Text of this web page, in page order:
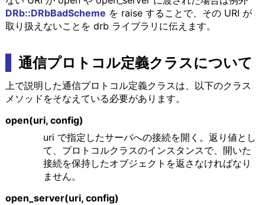
DRb::DRbBadScheme を raise することで、その URI が
取り扱えないことを drb ライブラリに伝えます。
通信プロトコル定義クラスについて
上で説明した通信プロトコル定義クラスは、以下のクラス
メソッドをそなえている必要があります。
open(uri, config)
uri で指定したサーバへの接続を開く。返り値とし
て、プロトコルクラスのインスタンスで、開いた
接続を保持したオブジェクトを返さなければなり
ません。
open_server(uri, config)